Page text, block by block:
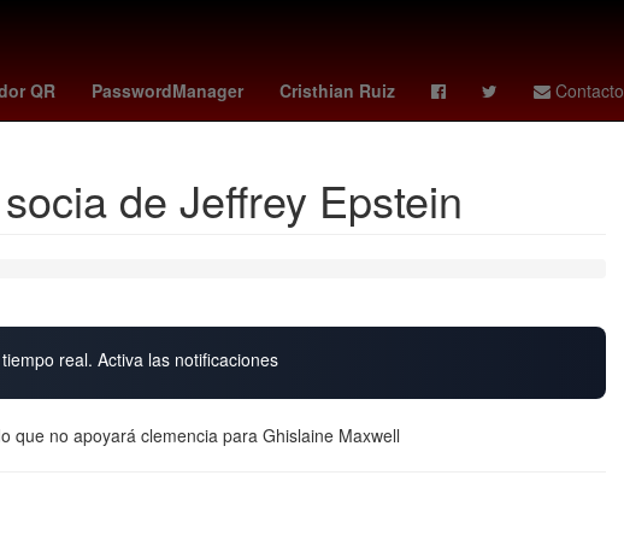
QR PasswordManager Cristhian Ruiz Contacto
de leagues cup manchester city vs OTAN Santiago Giménez
de Jeffrey Epstein
real. Activa las notificaciones
que no apoyará clemencia para Ghislaine Maxwell